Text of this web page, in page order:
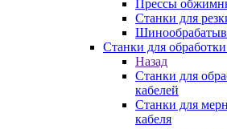
Прессы
Станки для
Станки для
Назад
Станки для
кабелей
Станки для
кабеля